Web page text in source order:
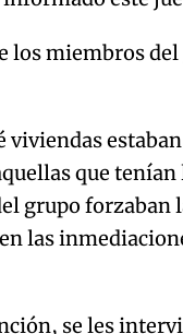
los miembros
que
grupo forzaban
las
se les